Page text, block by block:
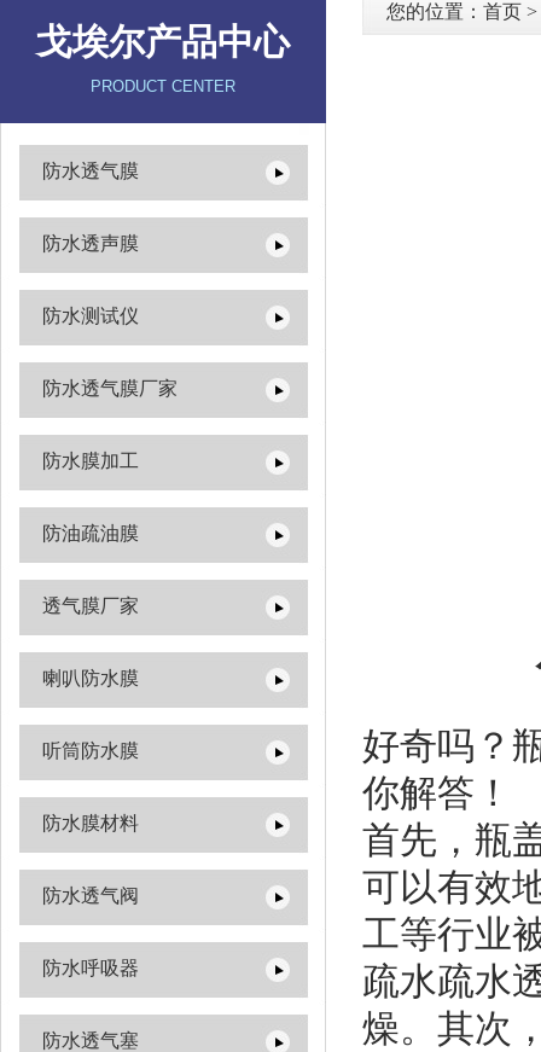
戈埃尔产品中心
PRODUCT CENTER
防水透气膜
防水透声膜
防水测试仪
防水透气膜厂家
防水膜加工
防油疏油膜
透气膜厂家
喇叭防水膜
听筒防水膜
防水膜材料
防水透气阀
防水呼吸器
防水透气塞
您的位置： 首页 >
好奇吗？
你解答！
首先，瓶
可以有效
工等行业
疏水疏水
燥。其次